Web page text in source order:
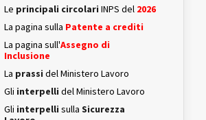
Le principali circolari INPS del 2026
La pagina sulla Patente a crediti
La pagina sull'Assegno di
Inclusione
La prassi del Ministero Lavoro
Gli interpelli del Ministero Lavoro
Gli interpelli sulla Sicurezza